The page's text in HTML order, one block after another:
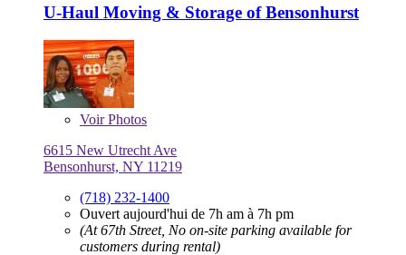
U-Haul Moving & Storage of Bensonhurst
VoirPhotos
6615 New Utrecht Ave
Bensonhurst, NY 11219
(718) 232-1400
Ouvert aujourd'hui de 7h am à 7h pm
(At 67th Street, No on-site parking available for
customers during rental)